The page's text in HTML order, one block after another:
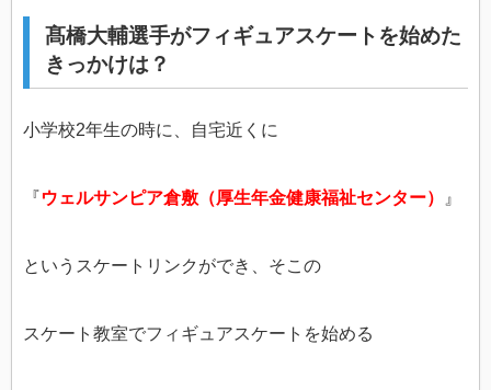
髙橋大輔選手がフィギュアスケートを始めた
きっかけは？
小学校2年生の時に、自宅近くに
『ウェルサンピア倉敷（厚生年金健康福祉センター） 』
というスケートリンクができ、そこの
スケート教室でフィギュアスケートを始める